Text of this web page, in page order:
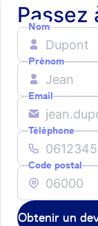
Passez
Nom
Prénom
Email
Téléphone
Code postal
Obtenir un